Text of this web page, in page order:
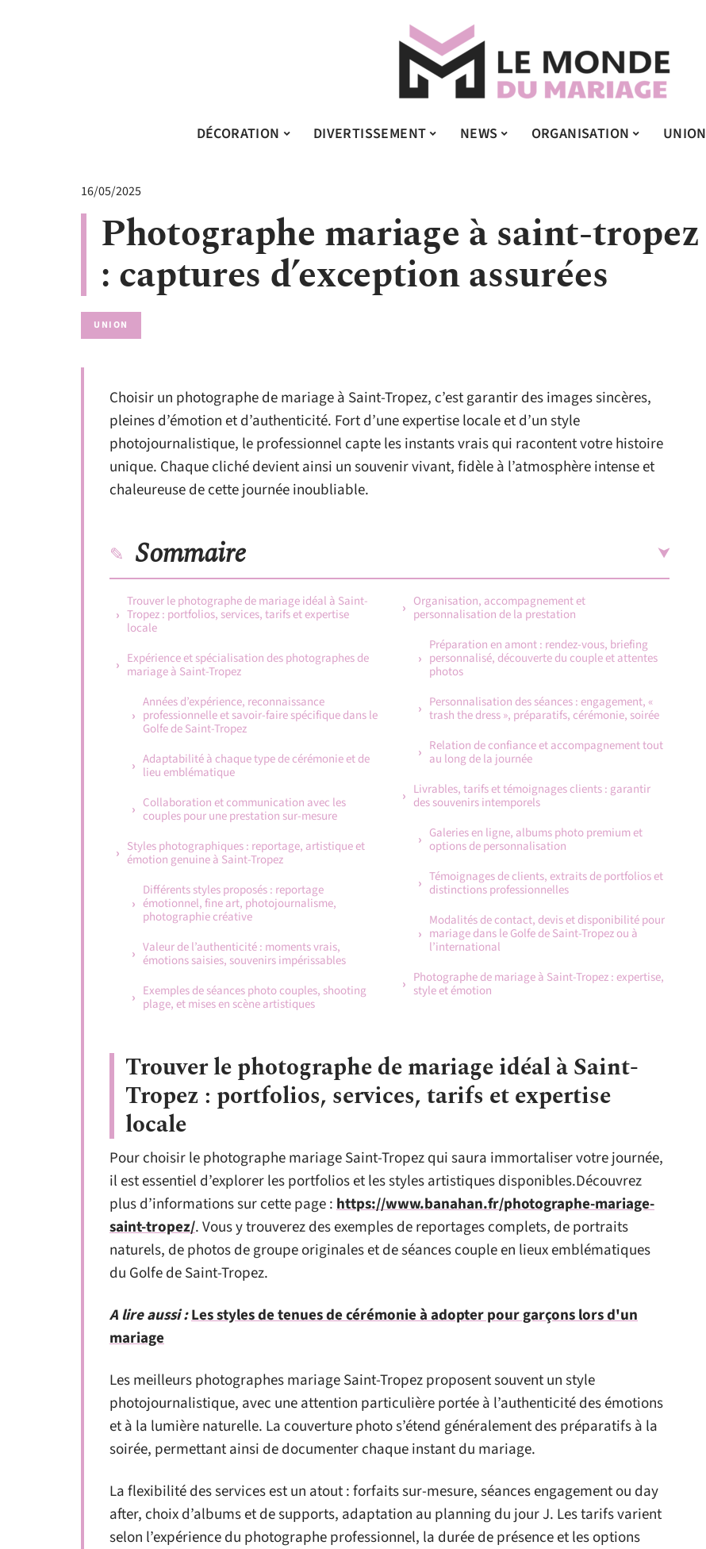
DÉCORATION DIVERTISSEMENT NEWS ORGANISATION UNION
16/05/2025
Photographe mariage à saint-tropez
: captures d’exception assurées
UNION
Choisir un photographe de mariage à Saint-Tropez, c’est garantir des images sincères,
pleines d’émotion et d’authenticité. Fort d’une expertise locale et d’un style
photojournalistique, le professionnel capte les instants vrais qui racontent votre histoire
unique. Chaque cliché devient ainsi un souvenir vivant, fidèle à l’atmosphère intense et
chaleureuse de cette journée inoubliable.
Sommaire
Trouver le photographe de mariage idéal à Saint-
Tropez : portfolios, services, tarifs et expertise
locale
Expérience et spécialisation des photographes de
mariage à Saint-Tropez
Années d’expérience, reconnaissance
professionnelle et savoir-faire spécifique dans le
Golfe de Saint-Tropez
Adaptabilité à chaque type de cérémonie et de
lieu emblématique
Collaboration et communication avec les
couples pour une prestation sur-mesure
Styles photographiques : reportage, artistique et
émotion genuine à Saint-Tropez
Différents styles proposés : reportage
émotionnel, fine art, photojournalisme,
photographie créative
Valeur de l’authenticité : moments vrais,
émotions saisies, souvenirs impérissables
Exemples de séances photo couples, shooting
plage, et mises en scène artistiques
Organisation, accompagnement et
personnalisation de la prestation
Préparation en amont : rendez-vous, briefing
personnalisé, découverte du couple et attentes
photos
Personnalisation des séances : engagement, «
trash the dress », préparatifs, cérémonie, soirée
Relation de confiance et accompagnement tout
au long de la journée
Livrables, tarifs et témoignages clients : garantir
des souvenirs intemporels
Galeries en ligne, albums photo premium et
options de personnalisation
Témoignages de clients, extraits de portfolios et
distinctions professionnelles
Modalités de contact, devis et disponibilité pour
mariage dans le Golfe de Saint-Tropez ou à
l’international
Photographe de mariage à Saint-Tropez : expertise,
style et émotion
Trouver le photographe de mariage idéal à Saint-
Tropez : portfolios, services, tarifs et expertise
locale
Pour choisir le photographe mariage Saint-Tropez qui saura immortaliser votre journée,
il est essentiel d’explorer les portfolios et les styles artistiques disponibles.Découvrez
plus d’informations sur cette page :https://www.banahan.fr/photographe-mariage-
saint-tropez/. Vous y trouverez des exemples de reportages complets, de portraits
naturels, de photos de groupe originales et de séances couple en lieux emblématiques
du Golfe de Saint-Tropez.
A lire aussi :Les styles de tenues de cérémonie à adopter pour garçons lors d'un
mariage
Les meilleurs photographes mariage Saint-Tropez proposent souvent un style
photojournalistique, avec une attention particulière portée à l’authenticité des émotions
et à la lumière naturelle. La couverture photo s’étend généralement des préparatifs à la
soirée, permettant ainsi de documenter chaque instant du mariage.
La flexibilité des services est un atout : forfaits sur-mesure, séances engagement ou day
after, choix d’albums et de supports, adaptation au planning du jour J. Les tarifs varient
selon l’expérience du photographe professionnel, la durée de présence et les options